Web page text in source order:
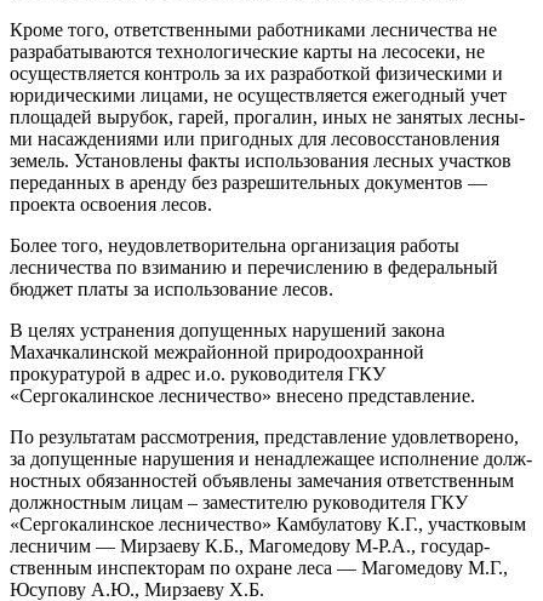
Кроме того, ответственными ра­ботниками лесничества не
разра­батываются технологические кар­ты на лесосеки, не
осуществляется контроль за их разработкой физи­ческими и
юридическими лицами, не осуществляется ежегодный учет
площадей вырубок, гарей, прогалин, иных не занятых лесны­
ми насаждениями или пригодных для лесовосстановления
земель. Установлены факты использова­ния лесных участков
переданных в аренду без разрешительных до­кументов —
проекта освоения ле­сов.
Более того, неудовлетворитель­на организация работы
лесниче­ства по взиманию и перечислению в федеральный
бюджет платы за использование лесов.
В целях устранения допущенных нарушений закона
Махачкалин­ской межрайонной природоохран­ной
прокуратурой в адрес и.о. ру­ководителя ГКУ
«Сергокалинское лесничество» внесено представ­ление.
По результатам рассмотрения, представление удовлетворено,
за допущенные нарушения и не­надлежащее исполнение долж­
ностных обязанностей объявлены замечания ответственным
долж­ностным лицам – заместителю ру­ководителя ГКУ
«Сергокалинское лесничество» Камбулатову К.Г., участковым
лесничим — Мирзаеву К.Б., Магомедову М-Р.А., государ­
ственным инспекторам по охране леса — Магомедову М.Г.,
Юсупову А.Ю., Мирзаеву Х.Б.